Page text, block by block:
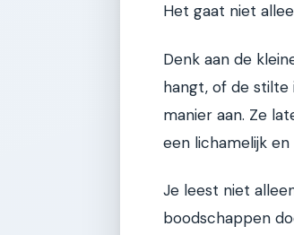
Het gaat niet
Denk aan de
hangt, of de stilte
manier aan. Ze
een lichamelijk
Je leest niet
boodschappen